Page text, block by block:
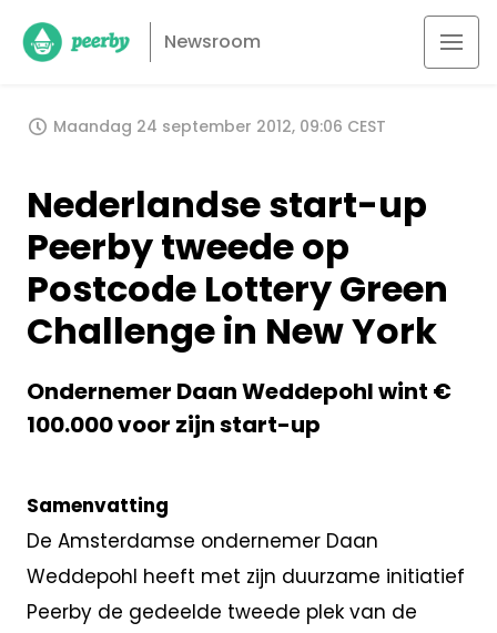
Newsroom
Maandag 24 september 2012, 09:06 CEST
Nederlandse start-up
Peerby tweede op
Postcode Lottery Green
Challenge in New York
Ondernemer Daan Weddepohl wint €
100.000 voor zijn start-up
Samenvatting
De Amsterdamse ondernemer Daan
Weddepohl heeft met zijn duurzame initiatief
Peerby de gedeelde tweede plek van de